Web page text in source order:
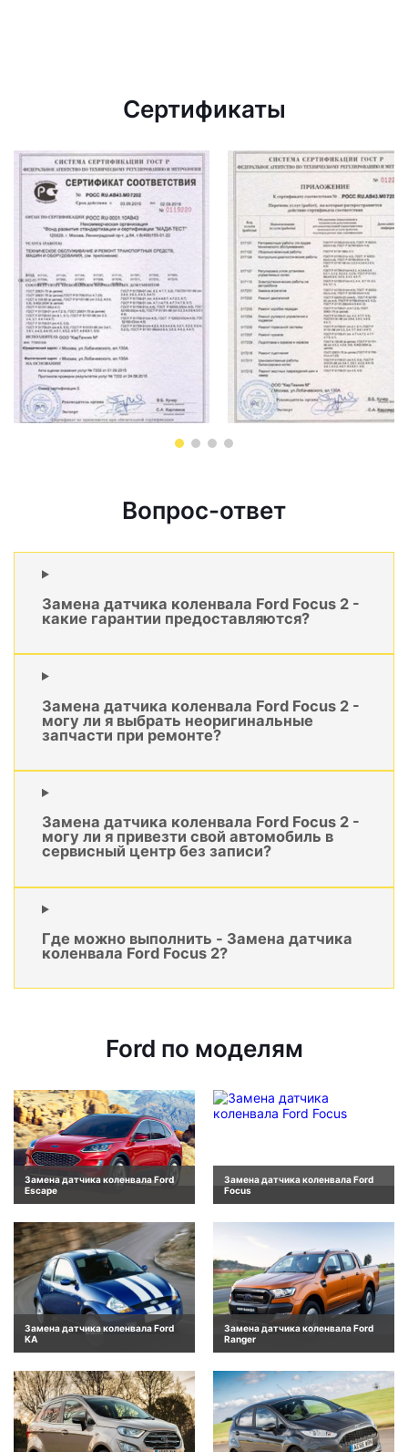
Сертификаты
Вопрос-ответ
Замена датчика коленвала Ford Focus 2 -
какие гарантии предоставляются?
Замена датчика коленвала Ford Focus 2 -
могу ли я выбрать неоригинальные
запчасти при ремонте?
Замена датчика коленвала Ford Focus 2 -
могу ли я привезти свой автомобиль в
сервисный центр без записи?
Где можно выполнить - Замена датчика
коленвала Ford Focus 2?
Ford по моделям
Замена датчика коленвала Ford
Escape
Замена датчика коленвала Ford
Focus
Замена датчика коленвала Ford
KA
Замена датчика коленвала Ford
Ranger